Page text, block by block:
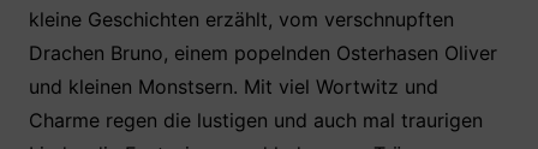
kleine Geschichten erzählt, vom verschnupften
Drachen Bruno, einem popelnden Osterhasen Oliver
und kleinen Monstsern. Mit viel Wortwitz und
Charme regen die lustigen und auch mal traurigen